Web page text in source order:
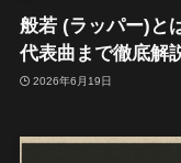
般若 (ラッパー)と
代表曲まで徹底解
2026年6月19日